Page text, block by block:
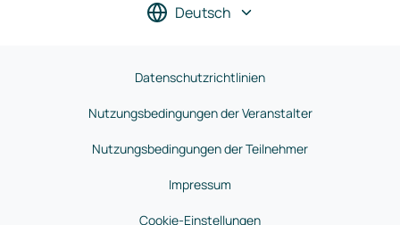
Deutsch
Datenschutzrichtlinien
Nutzungsbedingungen der Veranstalter
Nutzungsbedingungen der Teilnehmer
Impressum
Cookie-Einstellungen